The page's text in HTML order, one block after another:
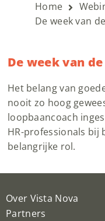
Home
De week van
De week van
Het belang van
nooit zo hoog
loopbaancoach
HR-professionals bij
belangrijke rol.
Over Vista Nova
Partners